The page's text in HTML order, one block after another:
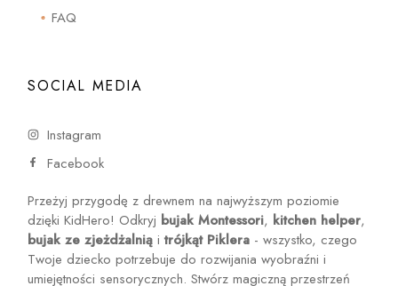
FAQ
SOCIAL MEDIA
Instagram
Facebook
Przeżyj przygodę z drewnem na najwyższym poziomie
dzięki KidHero! Odkryj bujak Montessori, kitchen helper,
bujak ze zjeżdżalniąitrójkąt Piklera - wszystko, czego
Twoje dziecko potrzebuje do rozwijania wyobraźni i
umiejętności sensorycznych. Stwórz magiczną przestrzeń